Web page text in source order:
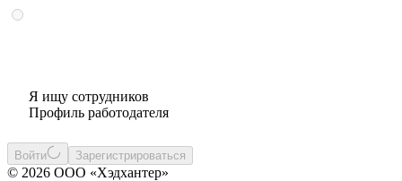
Я ищу сотрудников
Профиль работодателя
Войти Зарегистрироваться
© 2026 ООО «Хэдхантер»